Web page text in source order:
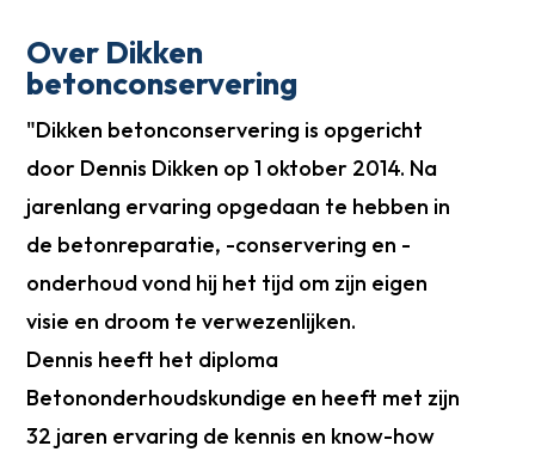
Over Dikken
betonconservering
"Dikken betonconservering is opgericht
door Dennis Dikken op 1 oktober 2014. Na
jarenlang ervaring opgedaan te hebben in
de betonreparatie, -conservering en -
onderhoud vond hij het tijd om zijn eigen
visie en droom te verwezenlijken.
Dennis heeft het diploma
Betononderhoudskundige en heeft met zijn
32 jaren ervaring de kennis en know-how